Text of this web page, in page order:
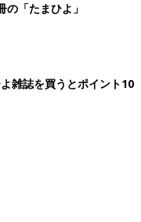
たところ、丹波篠山市
託して改修工事をし
集の情報を見つけまし
と1カ月しかなく、急
りに行きました。
ふすまを貼り替えたり
ての土蔵があり、明
は４LDKで、庭があ
「たまひよ」
雑誌を買うとポイント10